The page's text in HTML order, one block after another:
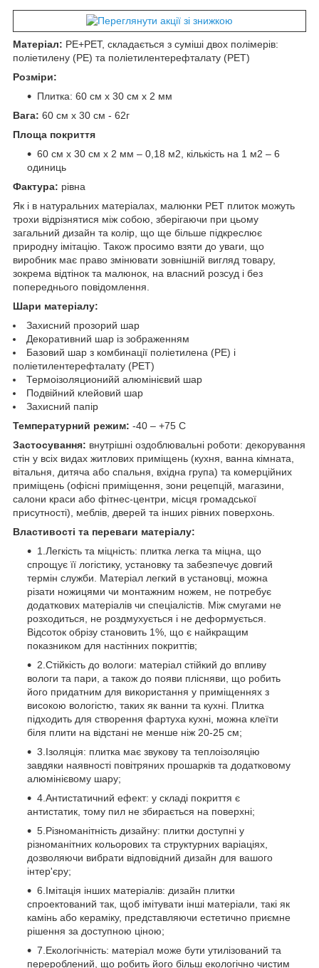
Матеріал: PE+PET, складається з суміші двох полімерів:
поліетилену (PE) та поліетилентерефталату (PET)
Розміри:
Плитка: 60 см х 30 см х 2 мм
Вага: 60 см х 30 см - 62г
Площа покриття
60 см х 30 см х 2 мм – 0,18 м2, кількість на 1 м2 – 6
одиниць
Фактура: рівна
Як і в натуральних матеріалах, малюнки РЕТ плиток можуть
трохи відрізнятися між собою, зберігаючи при цьому
загальний дизайн та колір, що ще більше підкреслює
природну імітацію. Також просимо взяти до уваги, що
виробник має право змінювати зовнішній вигляд товару,
зокрема відтінок та малюнок, на власний розсуд і без
попереднього повідомлення.
Шари матеріалу:
Захисний прозорий шар
Декоративний шар із зображенням
Базовий шар з комбинації поліетилена (PE) і
поліетилентерефталату (PET)
Термоізоляционийй алюмінієвий шар
Подвійний клейовий шар
Захисний папір
Температурний режим: -40 – +75 С
Застосування: внутрішні оздоблювальні роботи: декорування
стін у всіх видах житлових приміщень (кухня, ванна кімната,
вітальня, дитяча або спальня, вхідна група) та комерційних
приміщень (офісні приміщення, зони рецепцій, магазини,
салони краси або фітнес-центри, місця громадської
присутності), меблів, дверей та інших рівних поверхонь.
Властивості та переваги матеріалу:
1.Легкість та міцність: плитка легка та міцна, що
спрощує її логістику, установку та забезпечує довгий
термін служби. Матеріал легкий в установці, можна
різати ножицями чи монтажним ножем, не потребує
додаткових матеріалів чи спеціалістів. Між смугами не
розходиться, не роздмухується і не деформується.
Відсоток обрізу становить 1%, що є найкращим
показником для настінних покриттів;
2.Стійкість до вологи: матеріал стійкий до впливу
вологи та пари, а також до появи плісняви, що робить
його придатним для використання у приміщеннях з
високою вологістю, таких як ванни та кухні. Плитка
підходить для створення фартуха кухні, можна клеїти
біля плити на відстані не менше ніж 20-25 см;
3.Ізоляція: плитка має звукову та теплоізоляцію
завдяки наявності повітряних прошарків та додатковому
алюмінієвому шару;
4.Антистатичний ефект: у складі покриття є
антистатик, тому пил не збирається на поверхні;
5.Різноманітність дизайну: плитки доступні у
різноманітних кольорових та структурних варіаціях,
дозволяючи вибрати відповідний дизайн для вашого
інтер'єру;
6.Імітація інших матеріалів: дизайн плитки
спроектований так, щоб імітувати інші матеріали, такі як
камінь або кераміку, представляючи естетично приємне
рішення за доступною ціною;
7.Екологічність: матеріал може бути утилізований та
перероблений, що робить його більш екологічно чистим